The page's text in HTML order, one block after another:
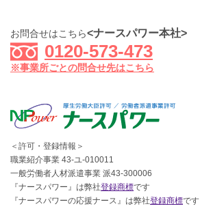
お問合せはこちら<ナースパワー本社>
0120-573-473
※事業所ごとの問合せ先はこちら
＜許可・登録情報＞
職業紹介事業 43-ユ-010011
一般労働者人材派遣事業 派43-300006
『ナースパワー』は弊社登録商標です
『ナースパワーの応援ナース』は弊社登録商標です